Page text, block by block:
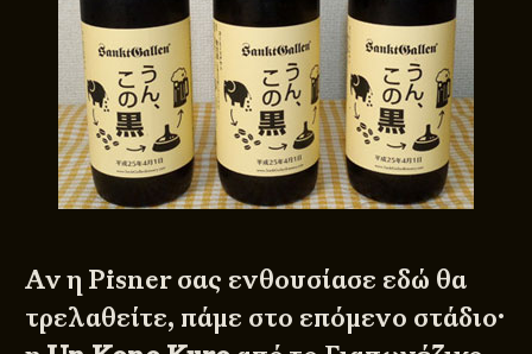
Αν η Pisner σας ενθουσίασε εδώ θα
τρελαθείτε, πάμε στο επόμενο στάδιο·